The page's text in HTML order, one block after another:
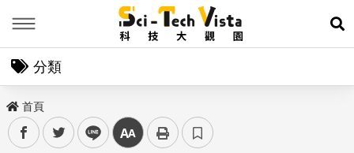
展
分類
首頁
facebooktwitter line 中